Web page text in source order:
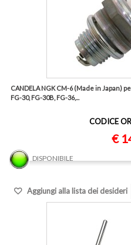
CANDELA NGK CM-6 (Made in Japan)
FG-30, FG-30B, FG-36,...
CODICE
€
DISPONIBILE
Aggiungi alla lista dei desideri